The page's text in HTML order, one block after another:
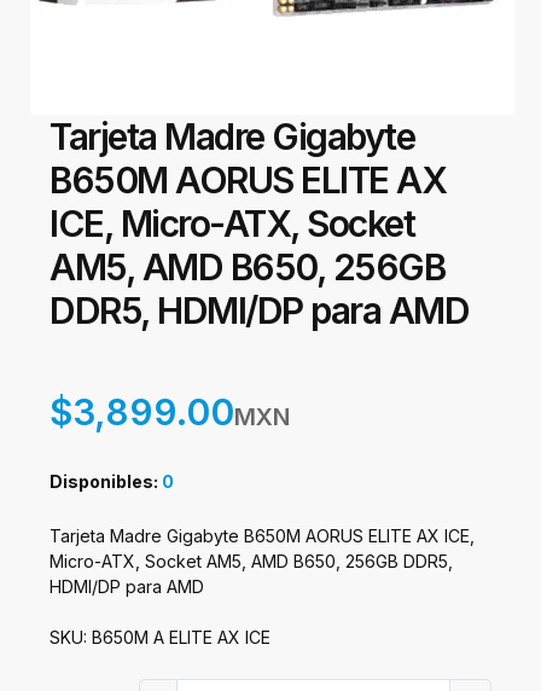
Tarjeta Madre Gigabyte
B650M AORUS ELITE AX
ICE, Micro-ATX, Socket
AM5, AMD B650, 256GB
DDR5, HDMI/DP para AMD
$3,899.00MXN
Disponibles: 0
Tarjeta Madre Gigabyte B650M AORUS ELITE AX ICE,
Micro-ATX, Socket AM5, AMD B650, 256GB DDR5,
HDMI/DP para AMD
SKU: B650M A ELITE AX ICE